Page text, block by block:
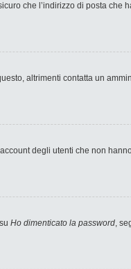
che l’indirizzo di posta che
altrimenti contatta un
degli utenti che non
Ho dimenticato la password,